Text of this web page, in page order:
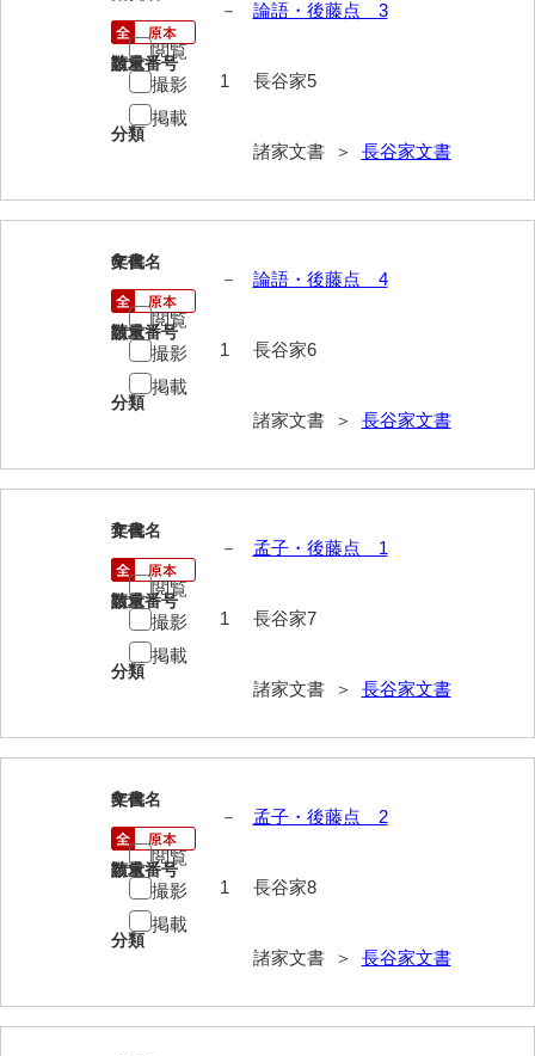
内海家文書
宇野家文書
馬屋原家文書
浦家文書
江浪家文書
惠本家文書
恵良宏収集文書
相木家文書
大中家文書
大中家文書（神奈川県）
大野毛利家文書
大村益次郎文書
岡家文書（周南市）
岡田家文書（徳地町）
岡田家文書（萩市）
岡田学収集史料
論語・後藤点 3
請求番号
長谷家5
分類
諸家文書 ＞ 長谷家文書
－
数量
1
閲覧
撮影
掲載
6
文書名
論語・後藤点 4
請求番号
長谷家6
分類
諸家文書 ＞ 長谷家文書
年代
－
数量
1
閲覧
撮影
掲載
7
文書名
孟子・後藤点 1
請求番号
長谷家7
分類
諸家文書 ＞ 長谷家文書
年代
－
数量
1
閲覧
撮影
掲載
8
文書名
孟子・後藤点 2
請求番号
長谷家8
分類
諸家文書 ＞ 長谷家文書
年代
－
数量
1
閲覧
撮影
掲載